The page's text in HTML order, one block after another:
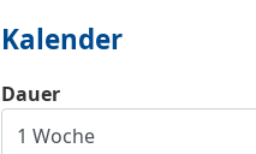
Kalender
Dauer